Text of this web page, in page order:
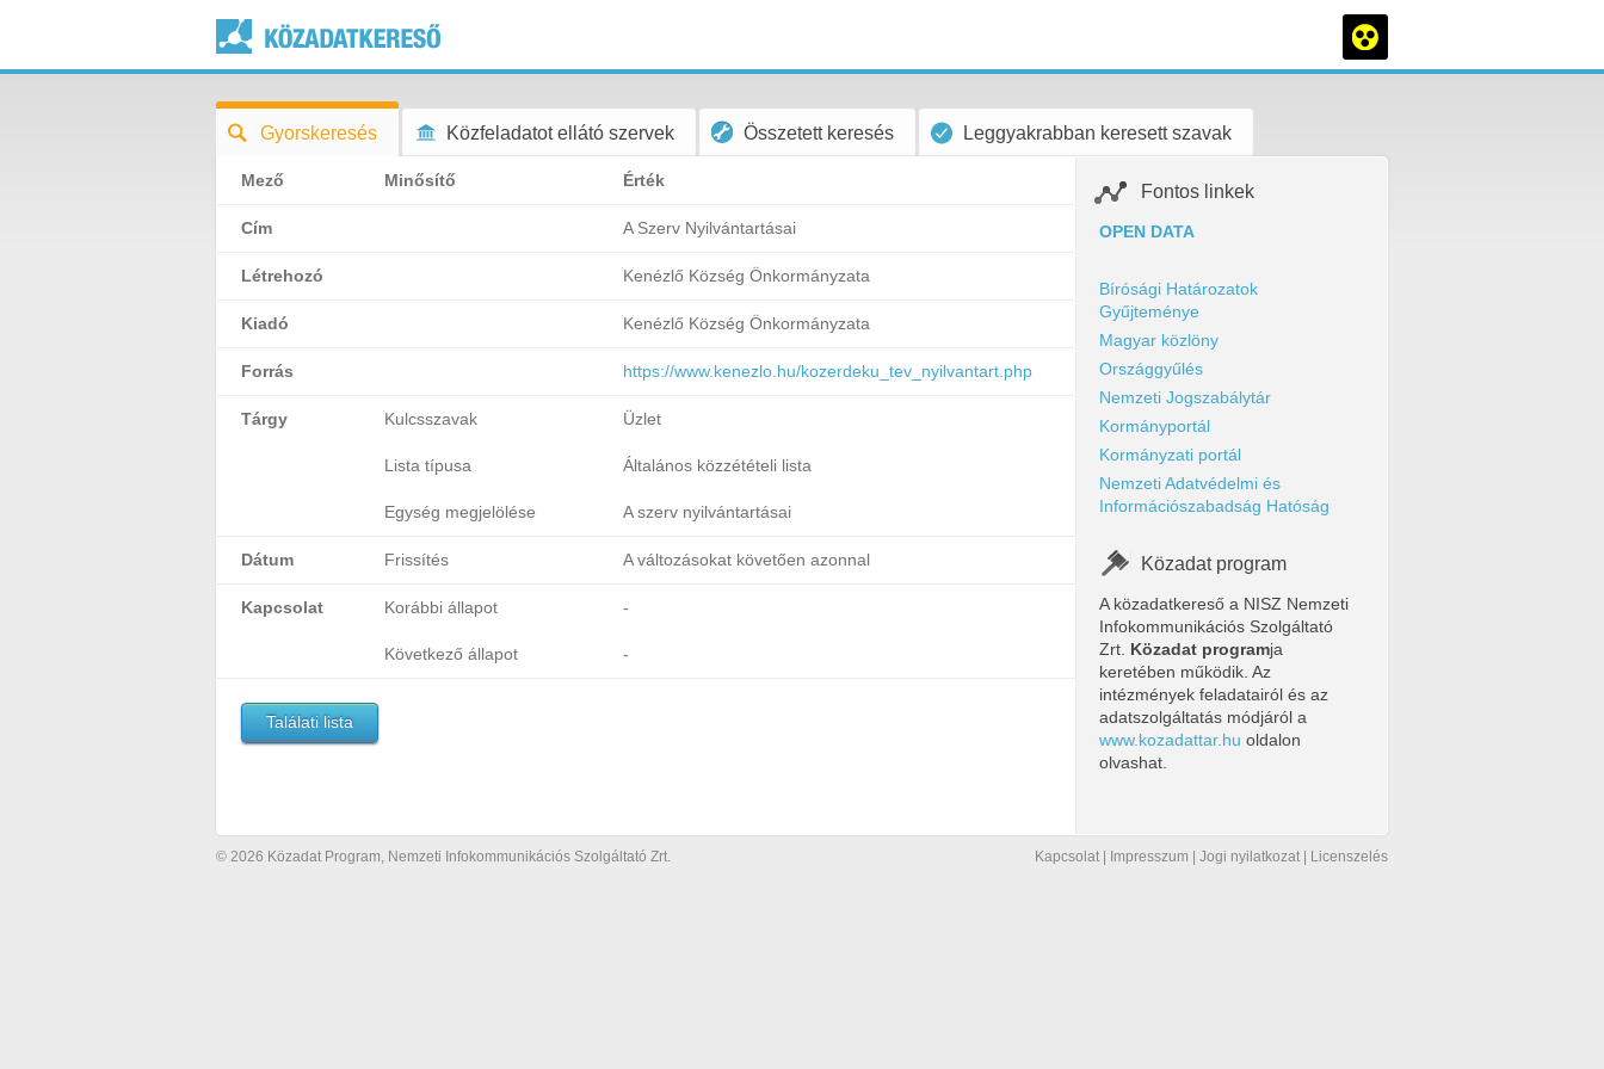
Gyorskeresés Közfeladatot ellátó szervek Összetett keresés Leggyakrabban keresett szavak
Mező Minősítő Érték
Cím A Szerv Nyilvántartásai
Létrehozó Kenézlő Község Önkormányzata
Kiadó Kenézlő Község Önkormányzata
Forrás https://www.kenezlo.hu/kozerdeku_tev_nyilvantart.php
Tárgy Kulcsszavak Üzlet
Lista típusa Általános közzétételi lista
Egység megjelölése A szerv nyilvántartásai
Dátum Frissítés A változásokat követően azonnal
Kapcsolat Korábbi állapot -
Következő állapot -
Találati lista
Fontos linkek
OPEN DATA
Bírósági Határozatok
Gyűjteménye
Magyar közlöny
Országgyűlés
Nemzeti Jogszabálytár
Kormányportál
Kormányzati portál
Nemzeti Adatvédelmi és
Információszabadság Hatóság
Közadat program
A közadatkereső a NISZ Nemzeti
Infokommunikációs Szolgáltató
Zrt. Közadat programja
keretében működik. Az
intézmények feladatairól és az
adatszolgáltatás módjáról a
www.kozadattar.hu oldalon
olvashat.
© 2026 Közadat Program, Nemzeti Infokommunikációs Szolgáltató Zrt. Kapcsolat Impresszum Jogi nyilatkozat Licenszelés